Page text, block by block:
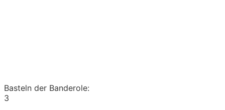
Basteln der Banderole:
3